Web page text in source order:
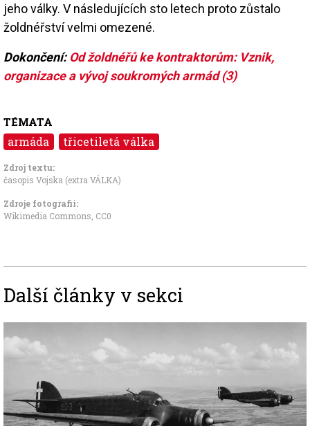
jeho války. V následujících sto letech proto zůstalo
žoldnéřství velmi omezené.
Dokončení: Od žoldnéřů ke kontraktorům: Vznik,
organizace a vývoj soukromých armád (3)
TÉMATA
armáda třicetiletá válka
Zdroj textu:
časopis Vojska (extra VÁLKA)
Zdroje fotografii:
Wikimedia Commons CC0
Další články v sekci